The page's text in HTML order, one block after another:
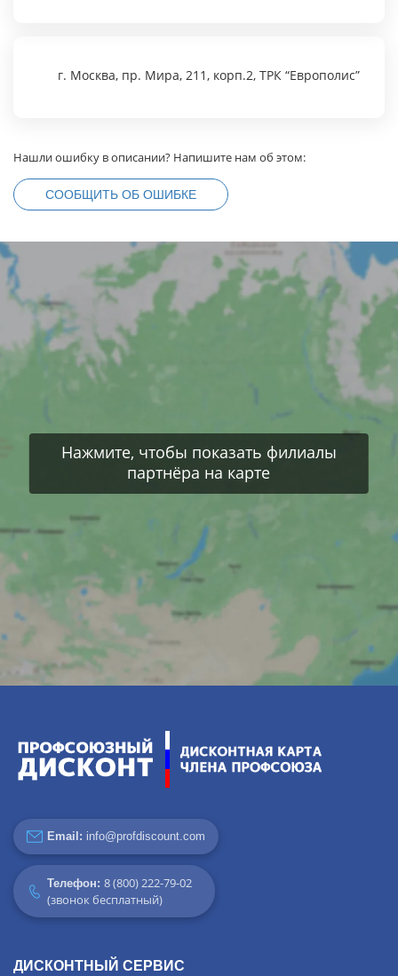
г. Москва, пр. Мира, 211, корп.2, ТРК “Европолис”
Нашли ошибку в описании? Напишите нам об этом:
СООБЩИТЬ ОБ ОШИБКЕ
Нажмите, чтобы показать филиалы
партнёра на карте
Email: info@profdiscount.com
Телефон: 8 (800) 222-79-02
(звонок бесплатный)
ДИСКОНТНЫЙ СЕРВИС